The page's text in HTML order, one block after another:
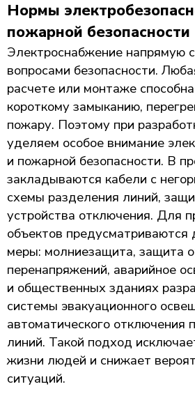
Нормы
пожарной безопасности
Электроснабжение напрямую
вопросами безопасности.
расчете или монтаже
короткому замыканию,
пожару. Поэтому при
уделяем особое внимание
и пожарной безопасности. В
закладываются кабели с
схемы разделения линий,
устройства отключения. Для
объектов
меры: молниезащита, защита
перенапряжений, аварийное
и общественных зданиях
системы эвакуационного
автоматического отключения
линий. Такой подход
жизни людей и снижает
ситуаций.